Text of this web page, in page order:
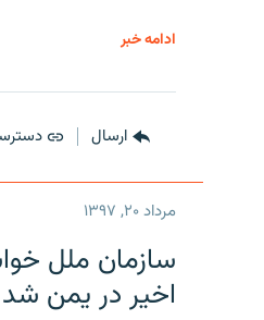
ادامه خبر
ارسال
مرداد ۲۰, ۱۳۹۷
سازمان ملل
اخیر در یمن شد